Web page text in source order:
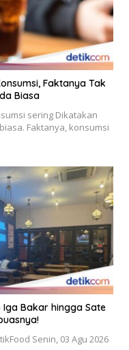
Faktanya Tak
Biasa
sering Dikatakan
Faktanya, konsumsi
Iga Bakar hingga Sate
Senin, 03 Agu 2026